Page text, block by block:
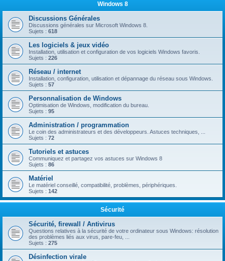
Windows 8
Discussions Générales
Discussions générales sur Microsoft Windows 8.
Sujets : 618
Les logiciels & jeux vidéo
Installation, utilisation et configuration de vos logiciels Windows favoris.
Sujets : 226
Réseau / internet
Installation, configuration, utilisation et dépannage du réseau sous Windows.
Sujets : 57
Personnalisation de Windows
Optimisation de Windows, modification du bureau.
Sujets : 95
Administration / programmation
Le coin des administrateurs et des développeurs. Astuces techniques, ...
Sujets : 72
Tutoriels et astuces
Communiquez et partagez vos astuces sur Windows 8
Sujets : 86
Matériel
Le matériel conseillé, compatibilité, problèmes, périphériques.
Sujets : 142
Sécurité
Sécurité, firewall / Antivirus
Questions relatives à la sécurité de votre ordinateur sous Windows: résolution
des problèmes liés aux virus, pare-feu, ...
Sujets : 275
Désinfection virale